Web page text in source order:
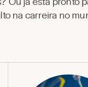
na carreira no